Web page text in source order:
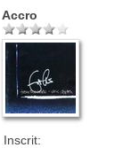
Accro
Inscrit: